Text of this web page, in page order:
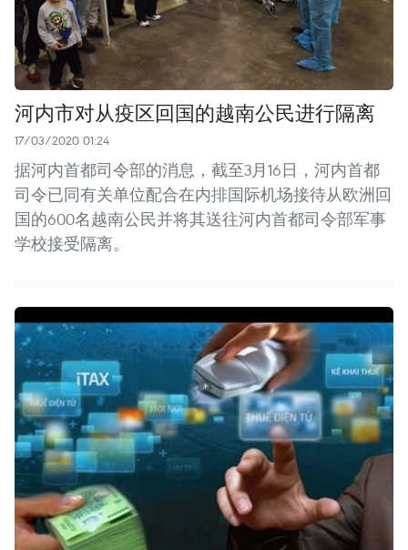
河内市对从疫区回国的越南公民进行隔离
17/03/2020 01:24
据河内首都司令部的消息，截至3月16日，河内首都
司令已同有关单位配合在内排国际机场接待从欧洲回
国的600名越南公民并将其送往河内首都司令部军事
学校接受隔离。